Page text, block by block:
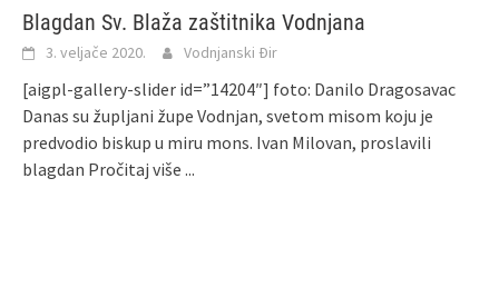
Blagdan Sv. Blaža zaštitnika Vodnjana
3. veljače 2020. Vodnjanski Đir
[aigpl-gallery-slider id=”14204″] foto: Danilo Dragosavac
Danas su župljani župe Vodnjan, svetom misom koju je
predvodio biskup u miru mons. Ivan Milovan, proslavili
blagdan Pročitaj više ...